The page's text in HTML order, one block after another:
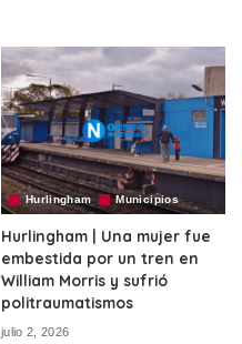
Hurlingham Municipios
Hurlingham | Una mujer fue
embestida por un tren en
William Morris y sufrió
politraumatismos
julio 2, 2026